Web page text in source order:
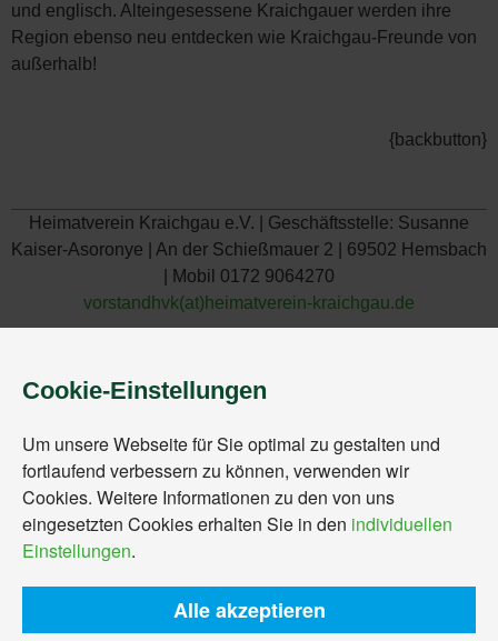
und englisch. Alteingesessene Kraichgauer werden ihre
Region ebenso neu entdecken wie Kraichgau-Freunde von
außerhalb!
{backbutton}
Heimatverein Kraichgau e.V. | Geschäftsstelle: Susanne
Kaiser-Asoronye | An der Schießmauer 2 | 69502 Hemsbach
| Mobil 0172 9064270
vorstandhvk(at)heimatverein-kraichgau.de
Cookie-Einstellungen
Um unsere Webseite für Sie optimal zu gestalten und
fortlaufend verbessern zu können, verwenden wir
Cookies. Weitere Informationen zu den von uns
eingesetzten Cookies erhalten Sie in den individuellen
Einstellungen.
Alle akzeptieren